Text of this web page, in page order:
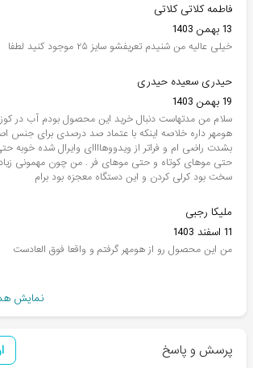
فاطمه کلاتی کلاتی
13 بهمن 1403
خیلی عالیه من شنیدم تعریفشو سایز ۲۵ موجود کنید لطفا
حیدری سعیده حیدری
19 بهمن 1403
سلام من مدتهاست دنبال خرید این محصول بودم آب در
هومهر داره خلاصه اینکه با عتماد صد درصدی برای جنس
بشدت راضی ام و فراتر از ویدووهاااای وایرال شده خوبه
حتی موهای کوتاه و حتی موهای فر . من چون مهمونی زیاد
سخت بود کرلی کردن و این دستگاه معجزه بود برام
ملیکا رجبی
11 اسفند 1403
من این محصول رو از هومهر گرفتم و واقعا فوق العادست
نمایش
پرسش و پاسخ